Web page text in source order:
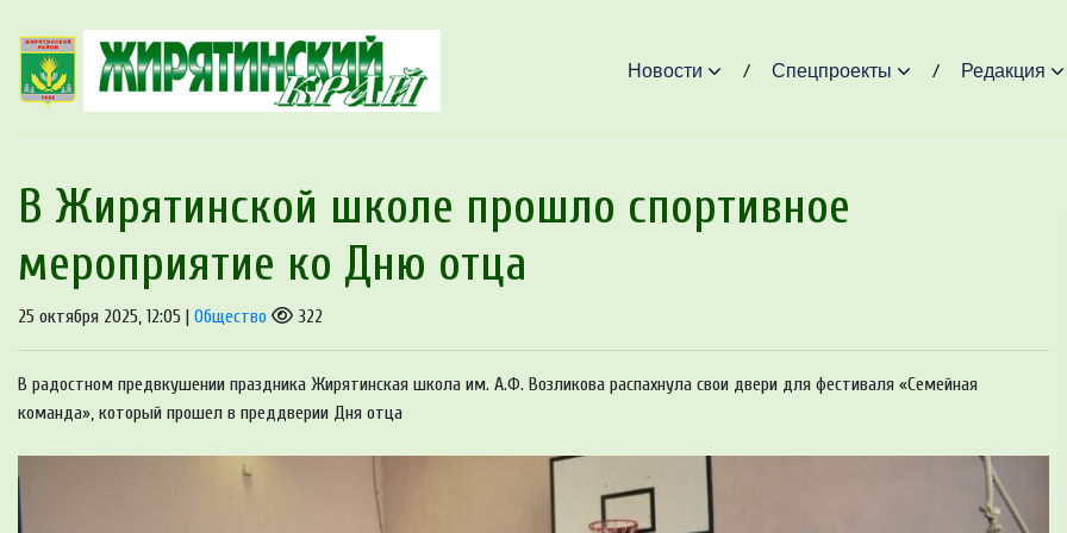
Новости Спецпроекты Редакция
В Жирятинской школе прошло спортивное
мероприятие ко Дню отца
25 октября 2025, 12:05 | Общество 322
В радостном предвкушении праздника Жирятинская школа им. А.Ф. Возликова распахнула свои двери для фестиваля «Семейная
команда», который прошел в преддверии Дня отца